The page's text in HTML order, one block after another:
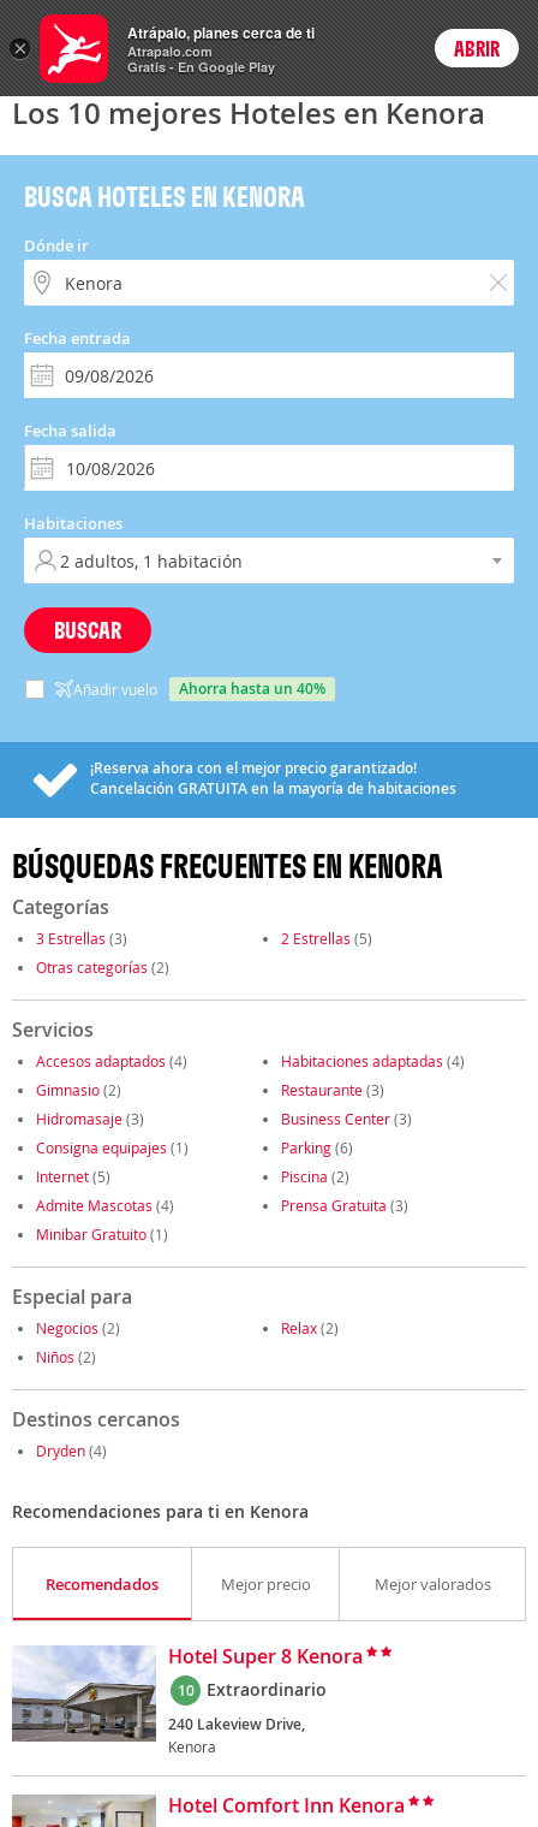
Hoteles Login
Los 10 mejores Hoteles en Kenora
BUSCA HOTELES EN KENORA
Dónde ir
Fecha entrada
Fecha salida
Habitaciones
BUSCAR
Añadir vuelo ahorra hasta un 40%
¡Reserva ahora con el mejor precio garantizado!
Cancelación GRATUITAen la mayoría de habitaciones
BÚSQUEDAS FRECUENTES EN KENORA
Categorías
3 Estrellas (3) 2 Estrellas (5)
Otras categorías (2)
Servicios
Accesos adaptados (4) Habitaciones adaptadas (4)
Gimnasio(2) Restaurante(3)
Hidromasaje(3) Business Center(3)
Consigna equipajes (1) Parking(6)
Internet(5) Piscina (2)
Admite Mascotas (4) Prensa Gratuita (3)
Minibar Gratuito(1)
Especial para
Negocios (2) Relax(2)
Niños (2)
Destinos cercanos
Dryden(4)
Recomendaciones para ti en Kenora
Recomendados Mejor precio Mejor valorados
Hotel Super 8 Kenora
10 Extraordinario
240 Lakeview Drive,
Kenora
Hotel Comfort Inn Kenora
×
Atrápalo, planes cerca de ti
Atrapalo.com
Gratis - En Google Play
ABRIR